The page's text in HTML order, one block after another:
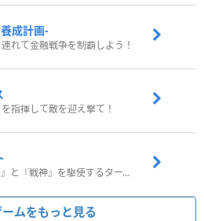
成計画-
れて金融戦争を制覇しよう！
指揮して敵を迎え撃て！
武器の『アビリティ』と『戦神』を駆使するターン制コマンドバトルRPG！
ームをもっと見る